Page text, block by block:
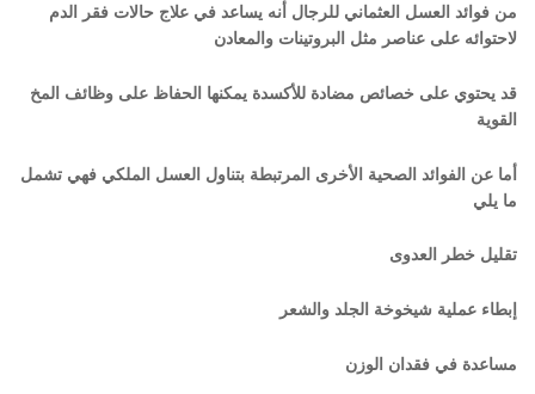
من فوائد العسل العثماني للرجال أنه يساعد في علاج حالات فقر الدم
لاحتوائه على عناصر مثل البروتينات والمعادن
قد يحتوي على خصائص مضادة للأكسدة يمكنها الحفاظ على وظائف المخ
القوية
أما عن الفوائد الصحية الأخرى المرتبطة بتناول العسل الملكي فهي تشمل
ما يلي
تقليل خطر العدوى
إبطاء عملية شيخوخة الجلد والشعر
مساعدة في فقدان الوزن